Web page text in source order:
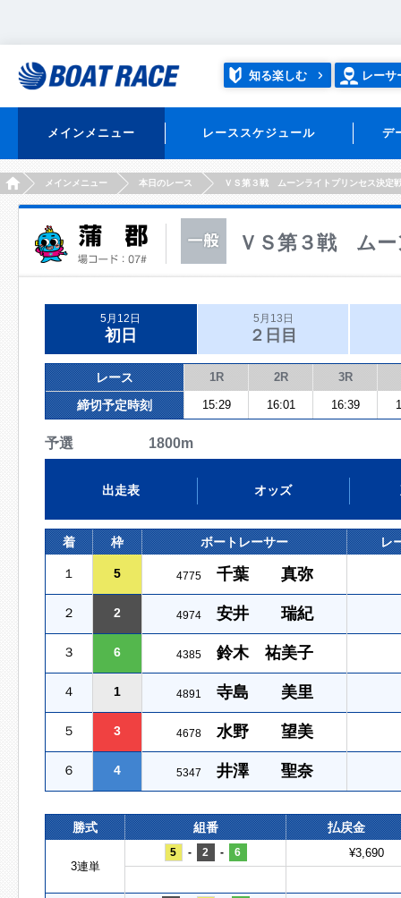
知る楽しむ レーサ
メインメニュー レーススケジュール デ
HOMEメインメニュー 本日のレース ＶＳ第３戦 ムーンライトプリンセス決定
ＶＳ第３戦 ムー
5月12日
初日
5月13日
２日目
レース 1R 2R 3R
締切予定時刻 15:29 16:01 16:39
予選 1800m
出走表 オッズ
着 枠 ボートレーサー レ
１ 5 4775 千葉 真弥
２ 2 4974 安井 瑞紀
３ 6 4385 鈴木 祐美子
４ 1 4891 寺島 美里
５ 3 4678 水野 望美
６ 4 5347 井澤 聖奈
勝式 組番 払戻金
3連単
5 - 2 - 6 ¥3,690